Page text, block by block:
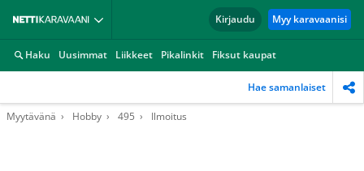
Kirjaudu Myy karavaanisi
Haku Uusimmat Liikkeet Pikalinkit Fiksut kaupat
Hae samanlaiset
Myytävänä Hobby 495 Ilmoitus